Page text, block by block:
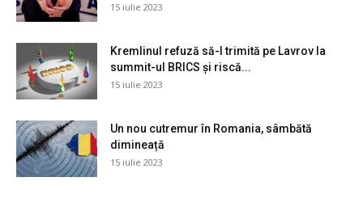
15 iulie 2023
Kremlinul refuză să-l trimită pe Lavrov la
summit-ul BRICS și riscă...
15 iulie 2023
Un nou cutremur în Romania, sâmbătă
dimineață
15 iulie 2023